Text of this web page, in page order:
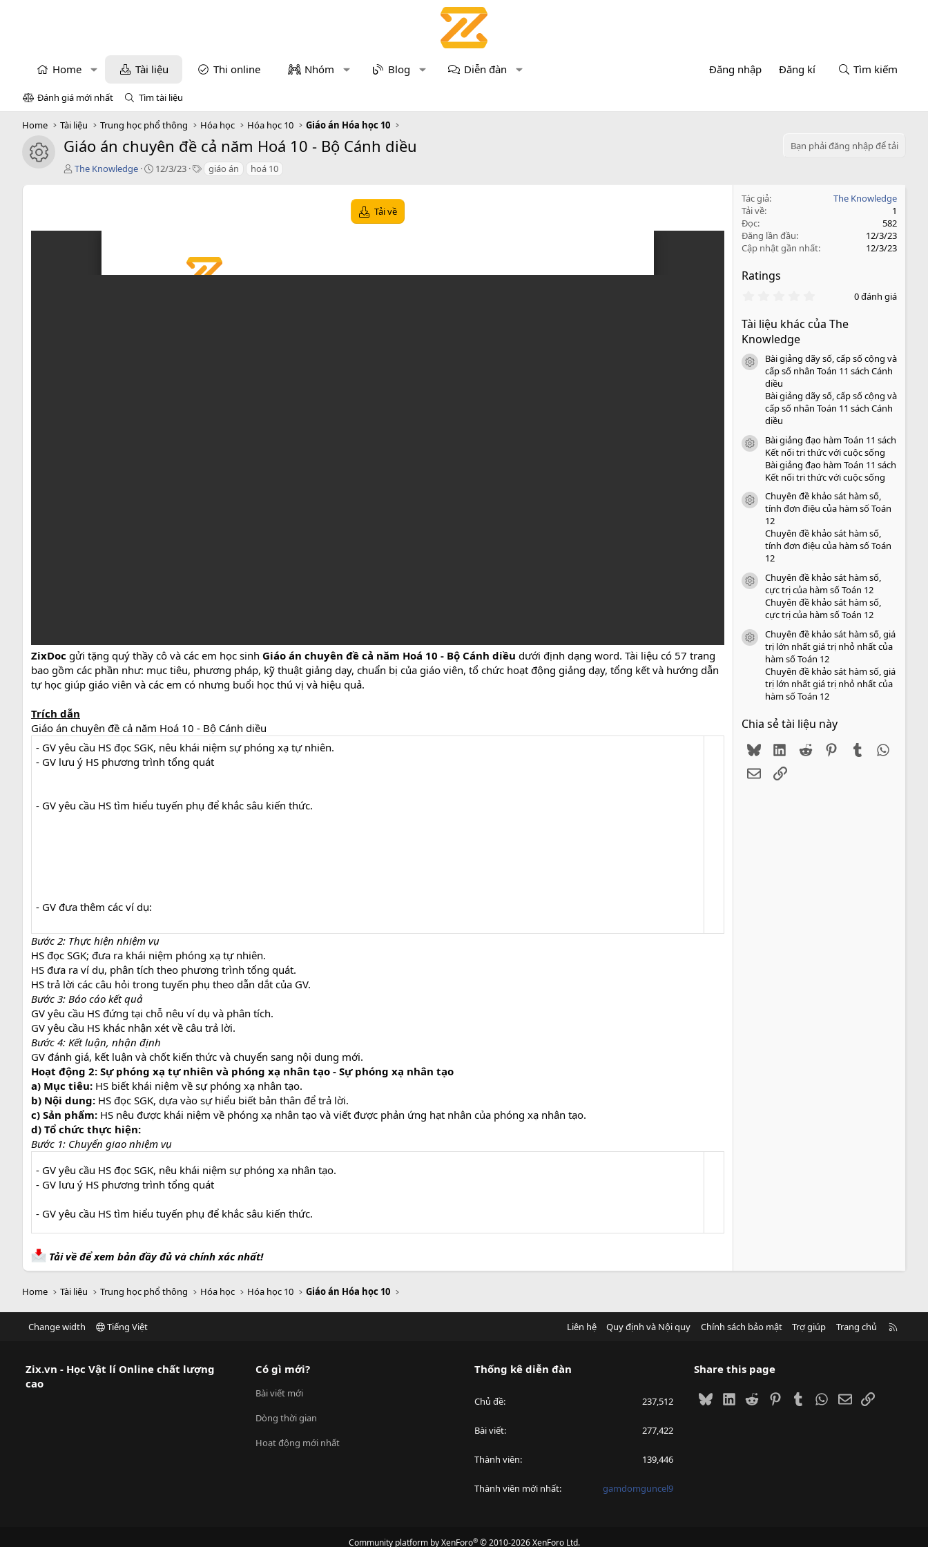
Home Tài liệu Thi online Nhóm Blog Diễn đàn Đăng nhập Đăng kí Tìm kiếm
Đánh giá mới nhất Tìm tài liệu
Home Tài liệu Trung học phổ thông Hóa học Hóa học 10 Giáo án Hóa học 10
icon tài liệu
Giáo án chuyên đề cả năm Hoá 10 - Bộ Cánh diều
Bạn phải đăng nhập để tải
T
ả
The Knowledge
C12/3/23
T giáo án hoá 10
Tải về
ZixDoc gửi tặng quý thầy cô và các em học sinh Giáo án chuyên đề cả năm Hoá 10 - Bộ Cánh diều dưới định dạng word. Tài liệu có 57 trang
bao gồm các phần như: mục tiêu, phương pháp, kỹ thuật giảng dạy, chuẩn bị của giáo viên, tổ chức hoạt động giảng dạy, tổng kết và hướng dẫn
tự học giúp giáo viên và các em có nhưng buổi học thú vị và hiệu quả.
Trích dẫn
Giáo án chuyên đề cả năm Hoá 10 - Bộ Cánh diều
- GV yêu cầu HS đọc SGK, nêu khái niệm sự phóng xạ tự nhiên.
- GV lưu ý HS phương trình tổng quát
- GV yêu cầu HS tìm hiểu tuyến phụ để khắc sâu kiến thức.
- GV đưa thêm các ví dụ:
Bước 2: Thực hiện nhiệm vụ
HS đọc SGK; đưa ra khái niệm phóng xạ tự nhiên.
HS đưa ra ví dụ, phân tích theo phương trình tổng quát.
HS trả lời các câu hỏi trong tuyến phụ theo dẫn dắt của GV.
Bước 3: Báo cáo kết quả
GV yêu cầu HS đứng tại chỗ nêu ví dụ và phân tích.
GV yêu cầu HS khác nhận xét về câu trả lời.
Bước 4: Kết luận, nhận định
GV đánh giá, kết luận và chốt kiến thức và chuyển sang nội dung mới.
Hoạt động 2: Sự phóng xạ tự nhiên và phóng xạ nhân tạo - Sự phóng xạ nhân tạo
a) Mục tiêu: HS biết khái niệm về sự phóng xạ nhân tạo.
b) Nội dung: HS đọc SGK, dựa vào sự hiểu biết bản thân để trả lời.
c) Sản phẩm: HS nêu được khái niệm về phóng xạ nhân tạo và viết được phản ứng hạt nhân của phóng xạ nhân tạo.
d) Tổ chức thực hiện:
Bước 1: Chuyển giao nhiệm vụ
- GV yêu cầu HS đọc SGK, nêu khái niệm sự phóng xạ nhân tạo.
- GV lưu ý HS phương trình tổng quát
- GV yêu cầu HS tìm hiểu tuyến phụ để khắc sâu kiến thức.
Tải về để xem bản đầy đủ và chính xác nhất!
Tác giả
The Knowledge
Tải về
1
Đọc
582
Đăng lần đầu
12/3/23
Cập nhật gần nhất
12/3/23
Ratings
0
0
o
0 đánh giá
Tài liệu khác của The
Knowledge
icon tài liệu
Bài giảng dãy số, cấp số cộng và
cấp số nhân Toán 11 sách Cánh
diều
Bài giảng dãy số, cấp số cộng và
cấp số nhân Toán 11 sách Cánh
diều
icon tài liệu
Bài giảng đạo hàm Toán 11 sách
Kết nối tri thức với cuộc sống
Bài giảng đạo hàm Toán 11 sách
Kết nối tri thức với cuộc sống
icon tài liệu
Chuyên đề khảo sát hàm số,
tính đơn điệu của hàm số Toán
12
Chuyên đề khảo sát hàm số,
tính đơn điệu của hàm số Toán
12
icon tài liệu
Chuyên đề khảo sát hàm số,
cực trị của hàm số Toán 12
Chuyên đề khảo sát hàm số,
cực trị của hàm số Toán 12
icon tài liệu
Chuyên đề khảo sát hàm số, giá
trị lớn nhất giá trị nhỏ nhất của
hàm số Toán 12
Chuyên đề khảo sát hàm số, giá
trị lớn nhất giá trị nhỏ nhất của
hàm số Toán 12
Chia sẻ tài liệu này
BlueskyLinkedIn
Reddit PinterestTumblr
EmailLink
Home Tài liệu Trung học phổ thông Hóa học Hóa học 10 Giáo án Hóa học 10
Change width Tiếng Việt Liên hệ Quy định và Nội quy Chính sách bảo mật Trợ giúp Trang chủ
Zix.vn - Học Vật lí Online chất lượng
cao
Có gì mới?
Bài viết mới
Dòng thời gian
Hoạt động mới nhất
Thống kê diễn đàn
Chủ đề 237,512
Bài viết 277,422
Thành viên 139,446
Thành viên mới nhất gamdomguncel9
Share this page
BlueskyLinkedIn
Reddit PinterestTumblrWhatsApp
EmailLink
Community platform by XenForo® © 2010-2026 XenForo Ltd.